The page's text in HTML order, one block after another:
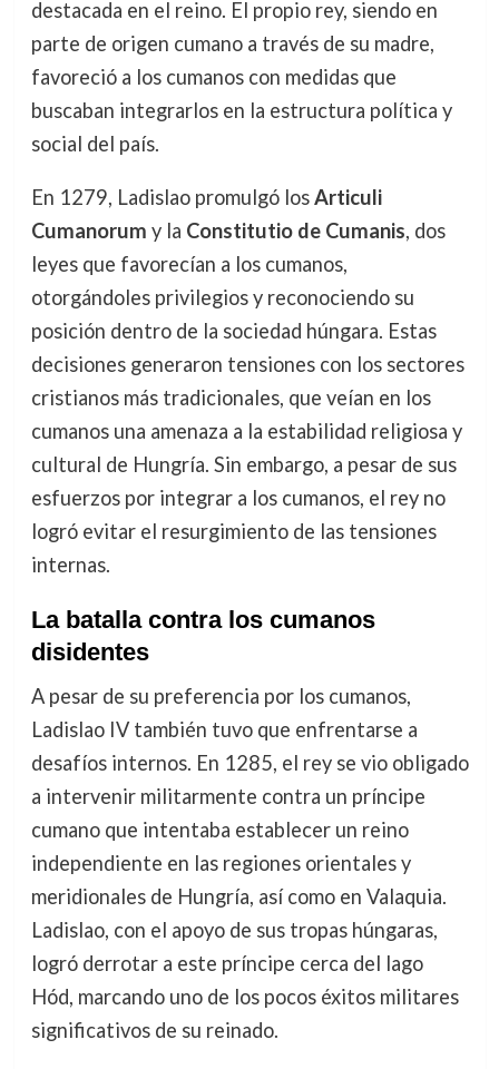
destacada en el reino. El propio rey, siendo en
parte de origen cumano a través de su madre,
favoreció a los cumanos con medidas que
buscaban integrarlos en la estructura política y
social del país.
En 1279, Ladislao promulgó losArticuli
Cumanorum y la Constitutio de Cumanis, dos
leyes que favorecían a los cumanos,
otorgándoles privilegios y reconociendo su
posición dentro de la sociedad húngara. Estas
decisiones generaron tensiones con los sectores
cristianos más tradicionales, que veían en los
cumanos una amenaza a la estabilidad religiosa y
cultural de Hungría. Sin embargo, a pesar de sus
esfuerzos por integrar a los cumanos, el rey no
logró evitar el resurgimiento de las tensiones
internas.
La batalla contra los cumanos
disidentes
A pesar de su preferencia por los cumanos,
Ladislao IV también tuvo que enfrentarse a
desafíos internos. En 1285, el rey se vio obligado
a intervenir militarmente contra un príncipe
cumano que intentaba establecer un reino
independiente en las regiones orientales y
meridionales de Hungría, así como en Valaquia.
Ladislao, con el apoyo de sus tropas húngaras,
logró derrotar a este príncipe cerca del lago
Hód, marcando uno de los pocos éxitos militares
significativos de su reinado.